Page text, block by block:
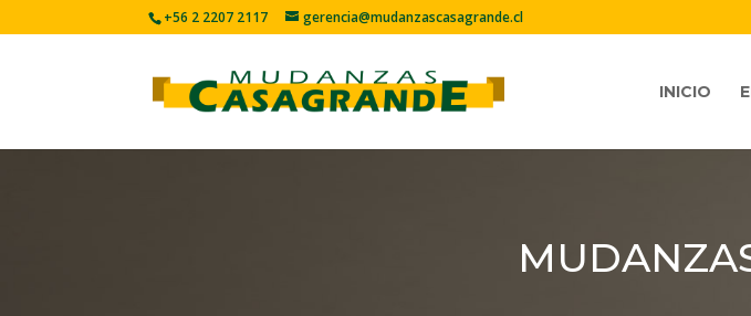
+56 2 2207 2117 gerencia@mudanzascasagrande.cl
INICIO